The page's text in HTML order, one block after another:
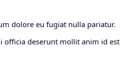
dolore eu fugiat nulla pariatur.
officia deserunt mollit anim id est